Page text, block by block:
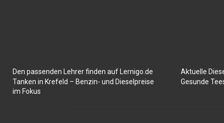
Den passenden Lehrer finden auf Lernigo.de
Tanken in Krefeld – Benzin- und Dieselpreise
im Fokus
Aktuelle
Gesunde